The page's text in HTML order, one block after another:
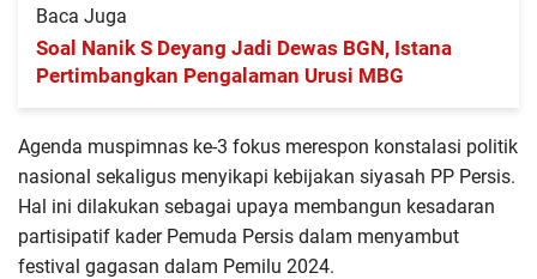
Baca Juga
Soal Nanik S Deyang Jadi Dewas BGN, Istana
Pertimbangkan Pengalaman Urusi MBG
Agenda muspimnas ke-3 fokus merespon konstalasi politik
nasional sekaligus menyikapi kebijakan siyasah PP Persis.
Hal ini dilakukan sebagai upaya membangun kesadaran
partisipatif kader Pemuda Persis dalam menyambut
festival gagasan dalam Pemilu 2024.